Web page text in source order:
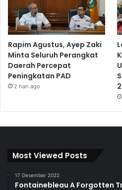
Rapim Agustus, Ayep Zaki
Minta Seluruh Perangkat
Daerah Percepat
Peningkatan PAD
2 hari ago
Most Viewed Posts
17 Desember 2022
Fontainebleau A Forgotten